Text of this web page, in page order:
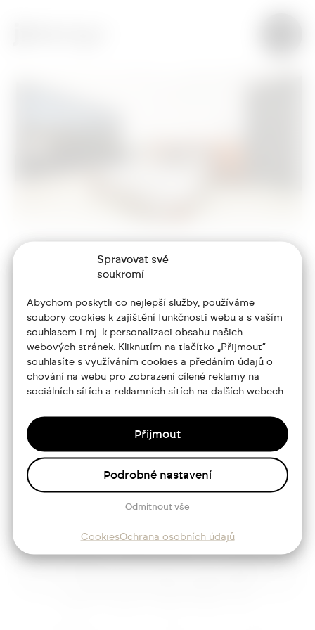
Spravovat své
soukromí
Abychom poskytli co nejlepší služby, používáme
soubory cookies k zajištění funkčnosti webu a s vaším
souhlasem i mj. k personalizaci obsahu našich
webových stránek. Kliknutím na tlačítko „Přijmout“
souhlasíte s využíváním cookies a předáním údajů o
chování na webu pro zobrazení cílené reklamy na
sociálních sítích a reklamních sítích na dalších webech.
Přijmout
Odmítnout vše
Podrobné nastavení
CookiesOchrana osobních údajů
Portfolio
O mně
Služby
Blog
Kontakt
+420 773 986 416
jtdesign@joseftrakal.cz
Sledujte mě
Josef